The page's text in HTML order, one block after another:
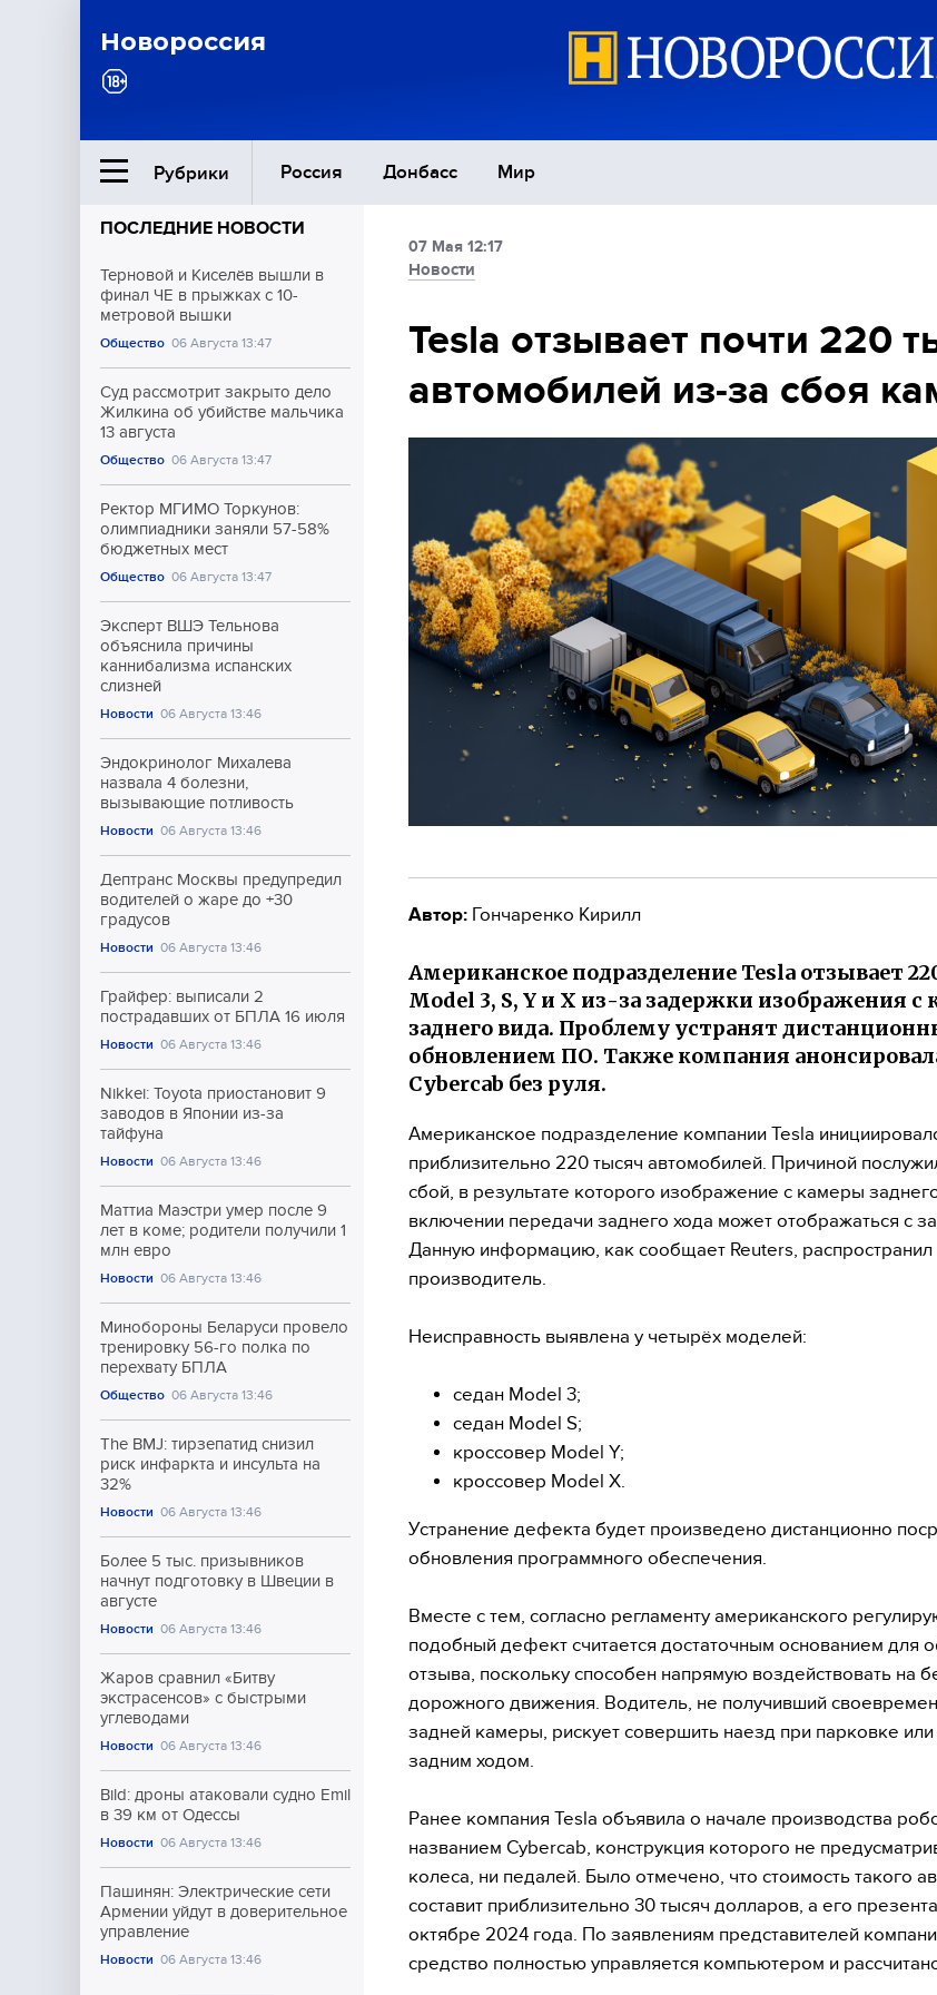
Новороссия
Рубрики Россия Донбасс Мир
Ближний Восток
Общество
Экономика
Культура
Спорт
ПОСЛЕДНИЕ НОВОСТИ
Терновой и Киселёв вышли в
финал ЧЕ в прыжках с 10-
метровой вышки
Общество 06 Августа 13:47
Суд рассмотрит закрыто дело
Жилкина об убийстве мальчика
13 августа
Общество 06 Августа 13:47
Ректор МГИМО Торкунов:
олимпиадники заняли 57-58%
бюджетных мест
Общество 06 Августа 13:47
Эксперт ВШЭ Тельнова
объяснила причины
каннибализма испанских
слизней
Новости 06 Августа 13:46
Эндокринолог Михалева
назвала 4 болезни,
вызывающие потливость
Новости 06 Августа 13:46
Дептранс Москвы предупредил
водителей о жаре до +30
градусов
Новости 06 Августа 13:46
Грайфер: выписали 2
пострадавших от БПЛА 16 июля
Новости 06 Августа 13:46
Nikkei: Toyota приостановит 9
заводов в Японии из-за
тайфуна
Новости 06 Августа 13:46
Маттиа Маэстри умер после 9
лет в коме; родители получили 1
млн евро
Новости 06 Августа 13:46
Минобороны Беларуси провело
тренировку 56-го полка по
перехвату БПЛА
Общество 06 Августа 13:46
The BMJ: тирзепатид снизил
риск инфаркта и инсульта на
32%
Новости 06 Августа 13:46
Более 5 тыс. призывников
начнут подготовку в Швеции в
августе
Новости 06 Августа 13:46
Жаров сравнил «Битву
экстрасенсов» с быстрыми
углеводами
Новости 06 Августа 13:46
Bild: дроны атаковали судно Emil
в 39 км от Одессы
Новости 06 Августа 13:46
Пашинян: Электрические сети
Армении уйдут в доверительное
управление
Новости 06 Августа 13:46
07 Мая 12:17
Новости
Tesla отзывает почти 220
автомобилей из-за сбоя
Автор: Гончаренко Кирилл
Американское подразделение Tesla отзывает
Model 3, S, Y и X из-за задержки изображения с
заднего вида. Проблему устранят
обновлением ПО. Также компания
Cybercab без руля.
Американское подразделение компании Tesla
приблизительно 220 тысяч автомобилей. Причиной
сбой, в результате которого изображение с камеры
включении передачи заднего хода может отображаться с
Данную информацию, как сообщает Reuters, распространил
производитель.
Неисправность выявлена у четырёх моделей:
седан Model 3;
седан Model S;
кроссовер Model Y;
кроссовер Model X.
Устранение дефекта будет произведено дистанционно
обновления программного обеспечения.
Вместе с тем, согласно регламенту американского
подобный дефект считается достаточным основанием для
отзыва, поскольку способен напрямую воздействовать на
дорожного движения. Водитель, не получивший
задней камеры, рискует совершить наезд при парковке
задним ходом.
Ранее компания Tesla объявила о начале производства
названием Cybercab, конструкция которого не
колеса, ни педалей. Было отмечено, что стоимость такого
составит приблизительно 30 тысяч долларов, а его
октябре 2024 года. По заявлениям представителей
средство полностью управляется компьютером и